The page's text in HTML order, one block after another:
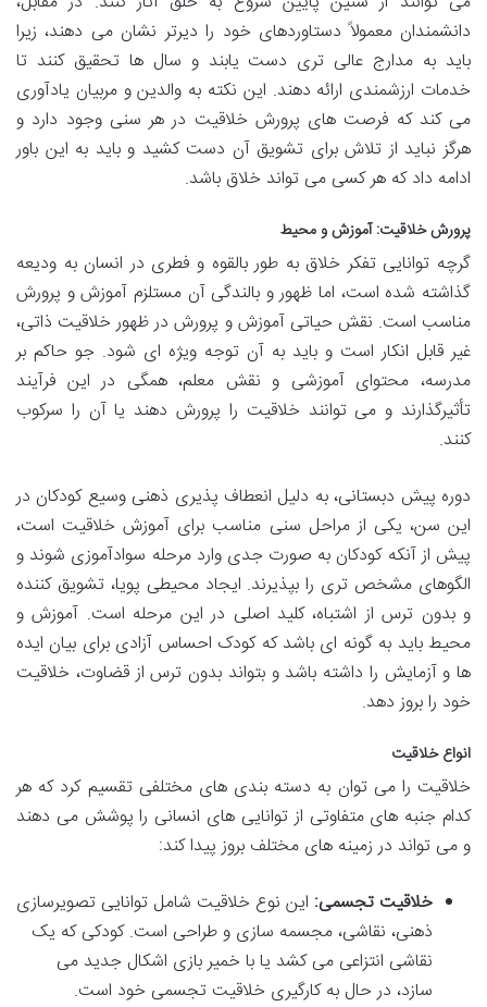
دانشمندان معمولاً دستاوردهای خود را دیرتر نشان می دهند، زیرا
باید به مدارج عالی تری دست یابند و سال ها تحقیق کنند تا
خدمات ارزشمندی ارائه دهند. این نکته به والدین و مربیان یادآوری
می کند که فرصت های پرورش خلاقیت در هر سنی وجود دارد و
هرگز نباید از تلاش برای تشویق آن دست کشید و باید به این باور
ادامه داد که هر کسی می تواند خلاق باشد.
پرورش خلاقیت: آموزش و محیط
گرچه توانایی تفکر خلاق به طور بالقوه و فطری در انسان به ودیعه
گذاشته شده است، اما ظهور و بالندگی آن مستلزم آموزش و پرورش
مناسب است. نقش حیاتی آموزش و پرورش در ظهور خلاقیت ذاتی،
غیر قابل انکار است و باید به آن توجه ویژه ای شود. جو حاکم بر
مدرسه، محتوای آموزشی و نقش معلم، همگی در این فرآیند
تأثیرگذارند و می توانند خلاقیت را پرورش دهند یا آن را سرکوب
کنند.
دوره پیش دبستانی، به دلیل انعطاف پذیری ذهنی وسیع کودکان در
این سن، یکی از مراحل سنی مناسب برای آموزش خلاقیت است،
پیش از آنکه کودکان به صورت جدی وارد مرحله سوادآموزی شوند و
الگوهای مشخص تری را بپذیرند. ایجاد محیطی پویا، تشویق کننده
و بدون ترس از اشتباه، کلید اصلی در این مرحله است. آموزش و
محیط باید به گونه ای باشد که کودک احساس آزادی برای بیان ایده
ها و آزمایش را داشته باشد و بتواند بدون ترس از قضاوت، خلاقیت
خود را بروز دهد.
انواع خلاقیت
خلاقیت را می توان به دسته بندی های مختلفی تقسیم کرد که هر
کدام جنبه های متفاوتی از توانایی های انسانی را پوشش می دهند
و می تواند در زمینه های مختلف بروز پیدا کند:
خلاقیت تجسمی: این نوع خلاقیت شامل توانایی تصویرسازی
ذهنی، نقاشی، مجسمه سازی و طراحی است. کودکی که یک
نقاشی انتزاعی می کشد یا با خمیر بازی اشکال جدید می
سازد، در حال به کارگیری خلاقیت تجسمی خود است.